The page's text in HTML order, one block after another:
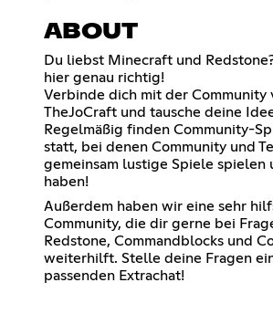
ABOUT
Du liebst Minecraft und
hier genau richtig!
Verbinde dich mit der Community
TheJoCraft und tausche deine
Regelmäßig finden Community-
statt, bei denen Community und
gemeinsam lustige Spiele spielen
haben!
Außerdem haben wir eine sehr
Community, die dir gerne bei
Redstone, Commandblocks und
weiterhilft. Stelle deine Fragen
passenden Extrachat!